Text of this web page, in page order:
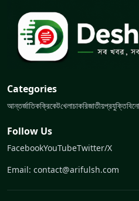
Categories
আন্তর্জাতিকক্রিকেটখেলাচাকরিজাতীয়প্রযুক্তি
Follow Us
FacebookYouTubeTwitter/X
Email: contact@arifulsh.com